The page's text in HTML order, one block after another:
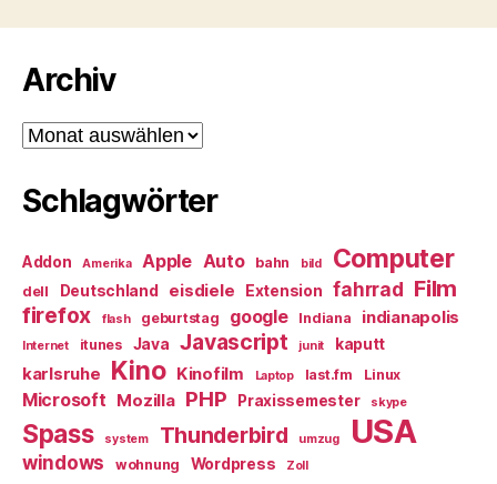
Archiv
Archiv
Schlagwörter
Addon Amerika Apple Auto bahn bild Computer
dell Deutschland eisdiele Extension fahrrad Film
firefox flash geburtstag google Indiana indianapolis
Internet itunes Java Javascript junit kaputt
karlsruhe Kino Kinofilm Laptop last.fm Linux
Microsoft Mozilla PHP Praxissemester skype
Spass system Thunderbird umzug USA
windows wohnung Wordpress Zoll